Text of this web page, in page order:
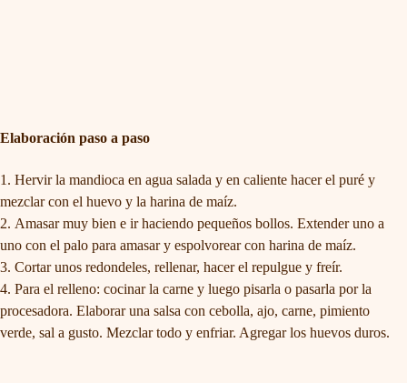
Elaboración paso a paso
Hervir la mandioca en agua salada y en caliente hacer el puré y
mezclar con el huevo y la harina de maíz.
Amasar muy bien e ir haciendo pequeños bollos. Extender uno a
uno con el palo para amasar y espolvorear con harina de maíz.
Cortar unos redondeles, rellenar, hacer el repulgue y freír.
Para el relleno: cocinar la carne y luego pisarla o pasarla por la
procesadora. Elaborar una salsa con cebolla, ajo, carne, pimiento
verde, sal a gusto. Mezclar todo y enfriar. Agregar los huevos duros.